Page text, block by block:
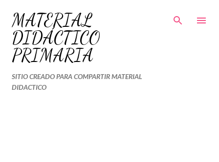
Ir al contenido principal
MATERIAL
DIDÁCTICO
PRIMARIA
SITIO CREADO PARA COMPARTIR MATERIAL
DIDACTICO